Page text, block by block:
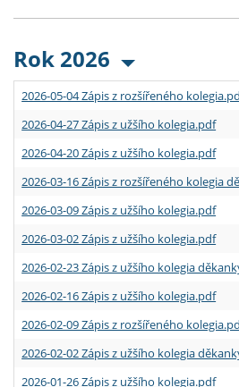
Rok 2026
2026-05-04 Zápis z rozšířeného
2026-04-27 Zápis z užšího kolegia.pdf
2026-04-20 Zápis z užšího kolegia.pdf
2026-03-16 Zápis z rozšířeného kolegia
2026-03-09 Zápis z užšího kolegia.pdf
2026-03-02 Zápis z užšího kolegia.pdf
2026-02-23 Zápis z užšího kolegia
2026-02-16 Zápis z užšího kolegia.pdf
2026-02-09 Zápis z rozšířeného
2026-02-02 Zápis z užšího kolegia
2026-01-26 Zápis z užšího kolegia.pdf